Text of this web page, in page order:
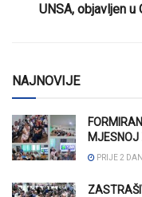
UNSA, objavljen
NAJNOVIJE
MJESNOJ
PRIJE 2